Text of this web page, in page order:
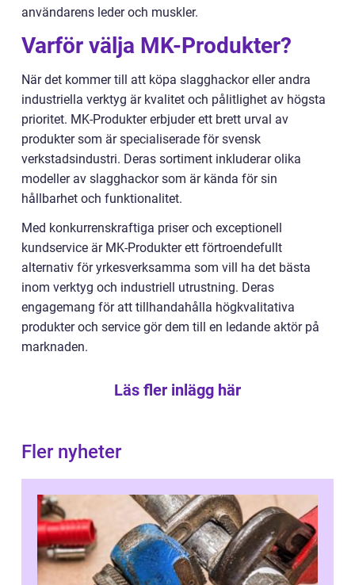
användarens leder och muskler.
Varför välja MK-Produkter?
När det kommer till att köpa slagghackor eller andra
industriella verktyg är kvalitet och pålitlighet av högsta
prioritet. MK-Produkter erbjuder ett brett urval av
produkter som är specialiserade för svensk
verkstadsindustri. Deras sortiment inkluderar olika
modeller av slagghackor som är kända för sin
hållbarhet och funktionalitet.
Med konkurrenskraftiga priser och exceptionell
kundservice är MK-Produkter ett förtroendefullt
alternativ för yrkesverksamma som vill ha det bästa
inom verktyg och industriell utrustning. Deras
engagemang för att tillhandahålla högkvalitativa
produkter och service gör dem till en ledande aktör på
marknaden.
Läs fler inlägg här
Fler nyheter